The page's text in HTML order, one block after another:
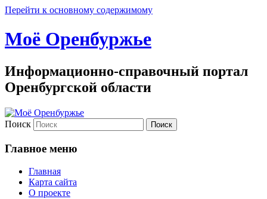
Перейти к основному содержимому
Моё Оренбуржье
Информационно-справочный портал
Оренбургской области
Поиск
Главное меню
Главная
Карта сайта
О проекте